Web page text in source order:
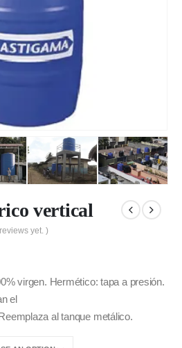
vertical
yet. )
virgen. Hermético: tapa a presión.
el
al tanque metálico.